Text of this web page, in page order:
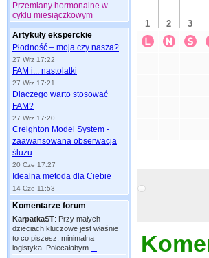
Przemiany hormonalne w
cyklu miesiączkowym
Artykuły eksperckie
Płodność – moja czy nasza?
27 Wrz 17:22
FAM i... nastolatki
27 Wrz 17:21
Dlaczego warto stosować
FAM?
27 Wrz 17:20
Creighton Model System -
zaawansowana obserwacja
śluzu
20 Cze 17:27
Idealna metoda dla Ciebie
14 Cze 11:53
Komentarze forum
KarpatkaST: Przy małych
dzieciach kluczowe jest właśnie
to co piszesz, minimalna
logistyka. Polecałabym